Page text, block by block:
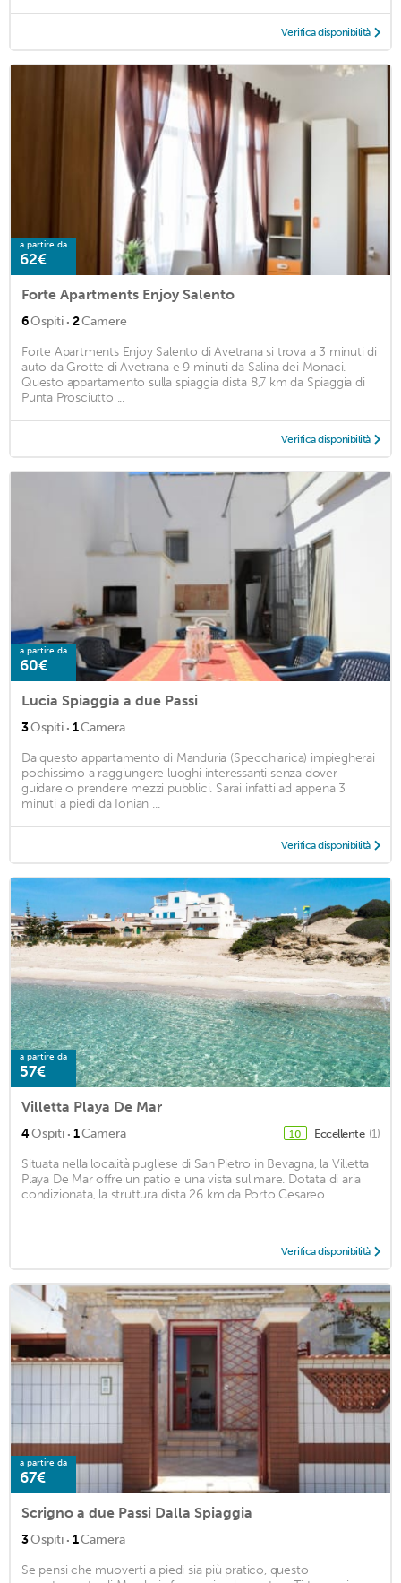
Verifica disponibilità
a partire da
62€
Forte Apartments Enjoy Salento
6Ospiti · 2Camere
Forte Apartments Enjoy Salento di Avetrana si trova a 3 minuti di
auto da Grotte di Avetrana e 9 minuti da Salina dei Monaci.
Questo appartamento sulla spiaggia dista 8,7 km da Spiaggia di
Punta Prosciutto ...
Verifica disponibilità
a partire da
60€
Lucia Spiaggia a due Passi
3Ospiti · 1Camera
Da questo appartamento di Manduria (Specchiarica) impiegherai
pochissimo a raggiungere luoghi interessanti senza dover
guidare o prendere mezzi pubblici. Sarai infatti ad appena 3
minuti a piedi da Ionian ...
Verifica disponibilità
a partire da
57€
Villetta Playa De Mar
4Ospiti · 1Camera 10 Eccellente (1)
Situata nella località pugliese di San Pietro in Bevagna, la Villetta
Playa De Mar offre un patio e una vista sul mare. Dotata di aria
condizionata, la struttura dista 26 km da Porto Cesareo. ...
Verifica disponibilità
a partire da
67€
Scrigno a due Passi Dalla Spiaggia
3Ospiti · 1Camera
Se pensi che muoverti a piedi sia più pratico, questo